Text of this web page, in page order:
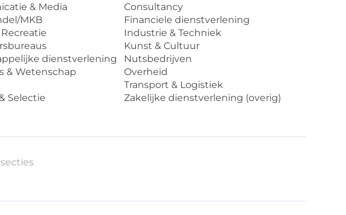
& Media
Consultancy
MKB
Financiele dienstverlening
Industrie & Techniek
Kunst & Cultuur
dienstverlening
Nutsbedrijven
& Wetenschap
Overheid
Transport & Logistiek
Selectie
Zakelijke dienstverlening (overig)